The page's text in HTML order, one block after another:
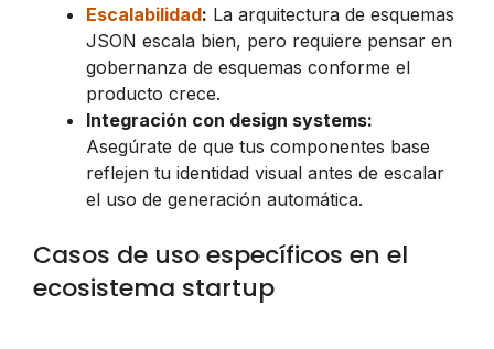
Escalabilidad: La arquitectura de esquemas
JSON escala bien, pero requiere pensar en
gobernanza de esquemas conforme el
producto crece.
Integración con design systems:
Asegúrate de que tus componentes base
reflejen tu identidad visual antes de escalar
el uso de generación automática.
Casos de uso específicos en el
ecosistema startup